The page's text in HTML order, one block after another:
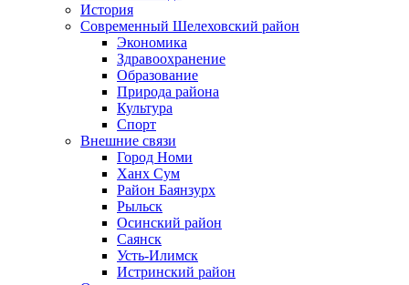
История
Современный Шелеховский район
Экономика
Здравоохранение
Образование
Природа района
Культура
Спорт
Внешние связи
Город Номи
Ханх Сум
Район Баянзурх
Рыльск
Осинский район
Саянск
Усть-Илимск
Истринский район